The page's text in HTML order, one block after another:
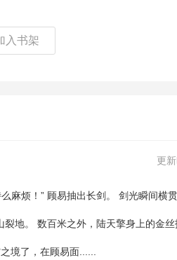
入书架
更
麻烦！” 顾易抽出长剑。 剑光瞬间横
地。 数百米之外，陆天擎身上的金
境了，在顾易面......